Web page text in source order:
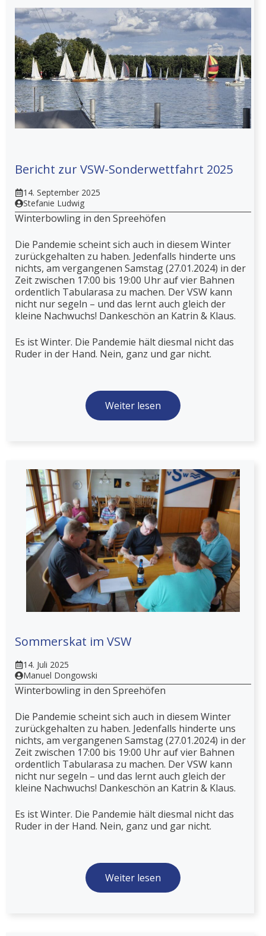
Bericht zur VSW-Sonderwettfahrt 2025
14. September 2025
Stefanie Ludwig
Winterbowling in den Spreehöfen
Die Pandemie scheint sich auch in diesem Winter
zurückgehalten zu haben. Jedenfalls hinderte uns
nichts, am vergangenen Samstag (27.01.2024) in der
Zeit zwischen 17:00 bis 19:00 Uhr auf vier Bahnen
ordentlich Tabularasa zu machen. Der VSW kann
nicht nur segeln – und das lernt auch gleich der
kleine Nachwuchs! Dankeschön an Katrin & Klaus.
Es ist Winter. Die Pandemie hält diesmal nicht das
Ruder in der Hand. Nein, ganz und gar nicht.
Weiter lesen
Sommerskat im VSW
14. Juli 2025
Manuel Dongowski
Winterbowling in den Spreehöfen
Die Pandemie scheint sich auch in diesem Winter
zurückgehalten zu haben. Jedenfalls hinderte uns
nichts, am vergangenen Samstag (27.01.2024) in der
Zeit zwischen 17:00 bis 19:00 Uhr auf vier Bahnen
ordentlich Tabularasa zu machen. Der VSW kann
nicht nur segeln – und das lernt auch gleich der
kleine Nachwuchs! Dankeschön an Katrin & Klaus.
Es ist Winter. Die Pandemie hält diesmal nicht das
Ruder in der Hand. Nein, ganz und gar nicht.
Weiter lesen